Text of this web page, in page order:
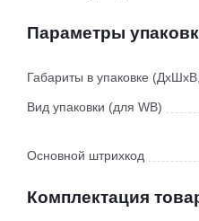
Параметры
Габариты в упаковке
Вид упаковки (для WB)
Основной штрихкод
Комплектация